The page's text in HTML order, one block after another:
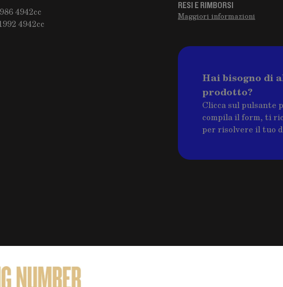
4942cc
4942cc
RESI E RIMBORSI
Maggiori informazioni
Hai bisogno di
prodotto?
Clicca sul pulsante
compila il form, ti
per risolvere il tuo
POTREBBE INTERESSARTI